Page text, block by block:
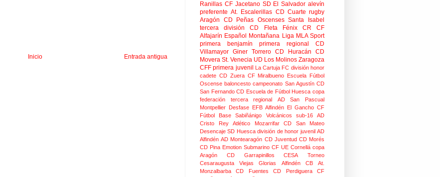
Entrada antigua
Inicio
Ranillas CF Jacetano SD El Salvador alevín
preferente At. Escalerillas CD Cuarte rugby
Aragón
CD Peñas Oscenses Santa Isabel
tercera división
CD Fleta Fénix CR
CF
Alfajarín Español Montañana Liga MLA Sport
primera benjamín
primera regional
CD
Villamayor Giner Torrero CD Huracán
CD
Movera St. Venecia UD Los Molinos Zaragoza
CFF primera juvenil La Cartuja FC división honor
cadete CD Zuera CF Miralbueno Escuela Fútbol
Oscense baloncesto campeonato San Agustín CD
San Fernando CD Escuela de Fútbol Huesca copa
federación
tercera regional
AD San Pascual
Montpellier Desfase EFB Alfindén El Gancho CF
Fútbol Base Sabiñánigo
Volcánicos sub-16
AD
Cristo Rey
Atlético Mozarrifar
CD San Mateo
Desencaje SD Huesca división de honor juvenil AD
Alfindén AD Montearagón CD Juventud CD Morés
CD Pina Emotion Submarino CF UE Cornellá copa
Aragón
CD Garrapinillos CESA
Torneo
Cesaraugusta
Viejas Glorias Alfindén CB
At.
Monzalbarba
CD Fuentes CD Perdiguera
CF